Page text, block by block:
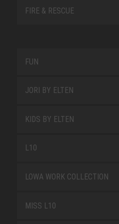
FIRE & RESCUE
FUN
JORI BY ELTEN
KIDS BY ELTEN
L10
LOWA WORK COLLECTION
MISS L10